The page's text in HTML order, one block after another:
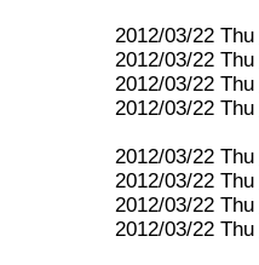
2012/03/22 Thu
2012/03/22 Thu
2012/03/22 Thu
2012/03/22 Thu
2012/03/22 Thu
2012/03/22 Thu
2012/03/22 Thu
2012/03/22 Thu